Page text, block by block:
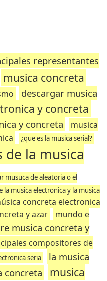
representantes
musica concreta
descargar musica
y concreta
y concreta
musica
¿que es la musica serial?
de la musica
musuca de aleatoria o el
la musica electronica y la musica
concreta electronica
y azar
mundo e
musica concreta y
compositores de
seria
la musica
concreta
musica